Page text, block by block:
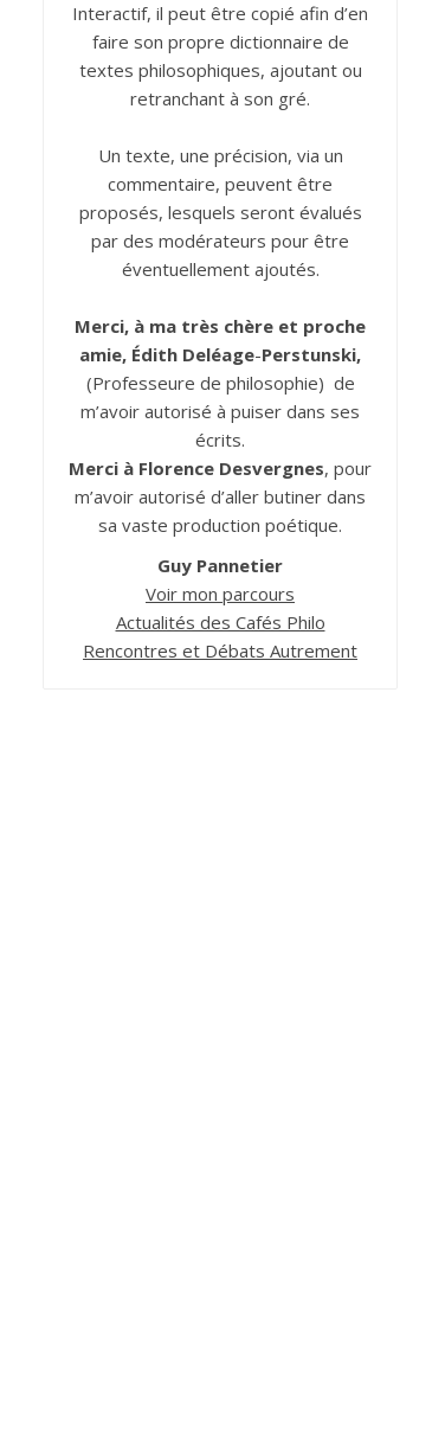
Interactif, il peut être copié afin d’en
faire son propre dictionnaire de
textes philosophiques, ajoutant ou
retranchant à son gré.
Un texte, une précision, via un
commentaire, peuvent être
proposés, lesquels seront évalués
par des modérateurs pour être
éventuellement ajoutés.
Merci, à ma très chère et proche
amie, Édith Deléage-Perstunski,
(Professeure de philosophie) de
m’avoir autorisé à puiser dans ses
écrits.
Merci à Florence Desvergnes, pour
m’avoir autorisé d’aller butiner dans
sa vaste production poétique.
Guy Pannetier
Voir mon parcours
Actualités des Cafés Philo
Rencontres et Débats Autrement